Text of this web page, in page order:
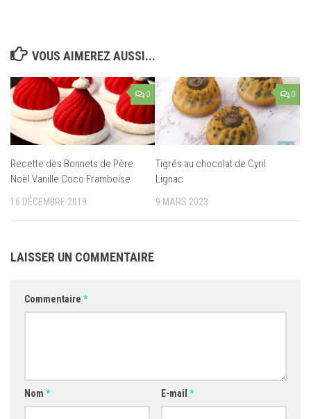
VOUS AIMEREZ AUSSI...
0
Recette des Bonnets de Père
Noël Vanille Coco Framboise
16 DÉCEMBRE 2019
0
Tigrés au chocolat de Cyril
Lignac
9 MARS 2023
LAISSER UN COMMENTAIRE
Commentaire *
Nom * E-mail *